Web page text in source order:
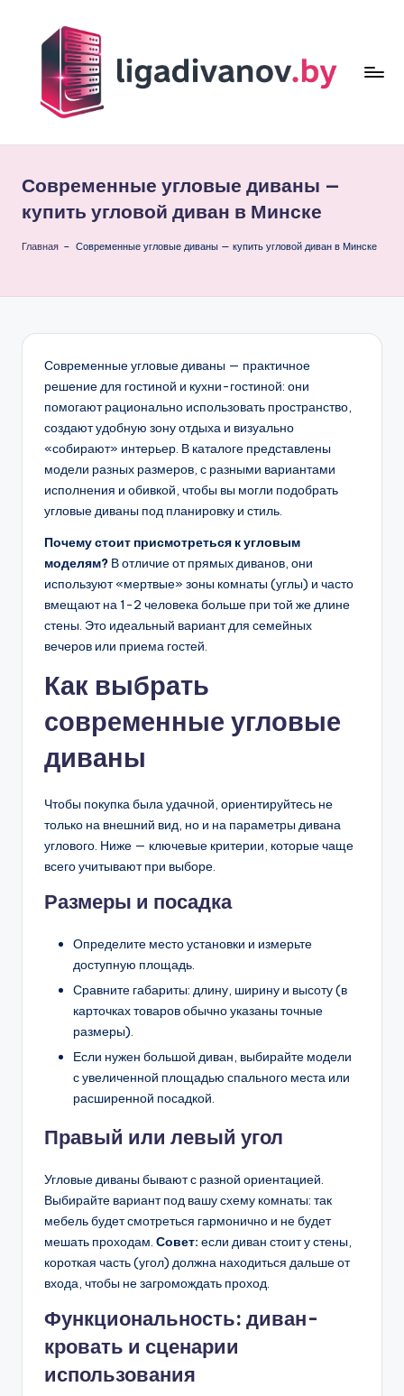
Перейти
содержимому
a
d
i
o
Современные угловые диваны —
купить угловой диван в Минске
Главная – Современные угловые диваны — купить угловой диван в Минске
Современные угловые диваны — практичное
решение для гостиной и кухни-гостиной: они
помогают рационально использовать пространство,
создают удобную зону отдыха и визуально
«собирают» интерьер. В каталоге представлены
модели разных размеров, с разными вариантами
исполнения и обивкой, чтобы вы могли подобрать
угловые диваны под планировку и стиль.
Почему стоит присмотреться к угловым
моделям? В отличие от прямых диванов, они
используют «мертвые» зоны комнаты (углы) и часто
вмещают на 1-2 человека больше при той же длине
стены. Это идеальный вариант для семейных
вечеров или приема гостей.
Как выбрать
современные угловые
диваны
Чтобы покупка была удачной, ориентируйтесь не
только на внешний вид, но и на параметры дивана
углового. Ниже — ключевые критерии, которые чаще
всего учитывают при выборе.
Размеры и посадка
Определите место установки и измерьте
доступную площадь.
Сравните габариты: длину, ширину и высоту (в
карточках товаров обычно указаны точные
размеры).
Если нужен большой диван, выбирайте модели
с увеличенной площадью спального места или
расширенной посадкой.
Правый или левый угол
Угловые диваны бывают с разной ориентацией.
Выбирайте вариант под вашу схему комнаты: так
мебель будет смотреться гармонично и не будет
мешать проходам. Совет: если диван стоит у стены,
короткая часть (угол) должна находиться дальше от
входа, чтобы не загромождать проход.
Функциональность: диван-
кровать и сценарии
использования